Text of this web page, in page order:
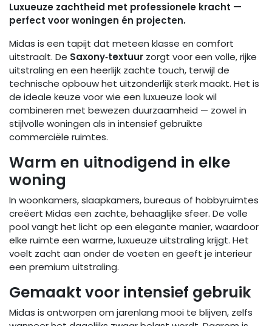
Luxueuze zachtheid met professionele kracht —
perfect voor woningen én projecten.
Midas is een tapijt dat meteen klasse en comfort
uitstraalt. De Saxony‑textuur zorgt voor een volle, rijke
uitstraling en een heerlijk zachte touch, terwijl de
technische opbouw het uitzonderlijk sterk maakt. Het is
de ideale keuze voor wie een luxueuze look wil
combineren met bewezen duurzaamheid — zowel in
stijlvolle woningen als in intensief gebruikte
commerciële ruimtes.
Warm en uitnodigend in elke
woning
In woonkamers, slaapkamers, bureaus of hobbyruimtes
creëert Midas een zachte, behaaglijke sfeer. De volle
pool vangt het licht op een elegante manier, waardoor
elke ruimte een warme, luxueuze uitstraling krijgt. Het
voelt zacht aan onder de voeten en geeft je interieur
een premium uitstraling.
Gemaakt voor intensief gebruik
Midas is ontworpen om jarenlang mooi te blijven, zelfs